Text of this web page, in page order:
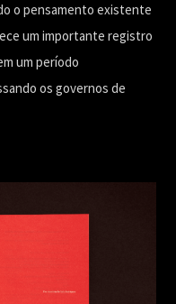
o pensamento existente
um importante registro
um período
os governos de